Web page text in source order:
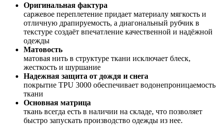
Оригинальная фактура
саржевое переплетение придает материалу мягкость и
отличную драпируемость, а диагональный рубчик в
текстуре создаёт впечатление качественной и надёжной
одежды
Матовость
матовая нить в структуре ткани исключает блеск,
жесткость и шуршание
Надежная защита от дождя и снега
покрытие TPU 3000 обеспечивает водонепроницаемость
ткани
Основная матрица
ткань всегда есть в наличии на складе, что позволяет
быстро запускать производство одежды из нее.